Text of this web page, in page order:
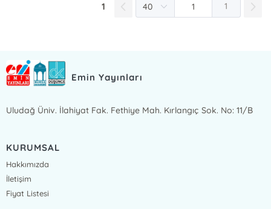
1 1
Emin Yayınları
Uludağ Üniv. İlahiyat Fak. Fethiye Mah. Kırlangıç Sok. No: 11/B
KURUMSAL
Hakkımızda
İletişim
Fiyat Listesi